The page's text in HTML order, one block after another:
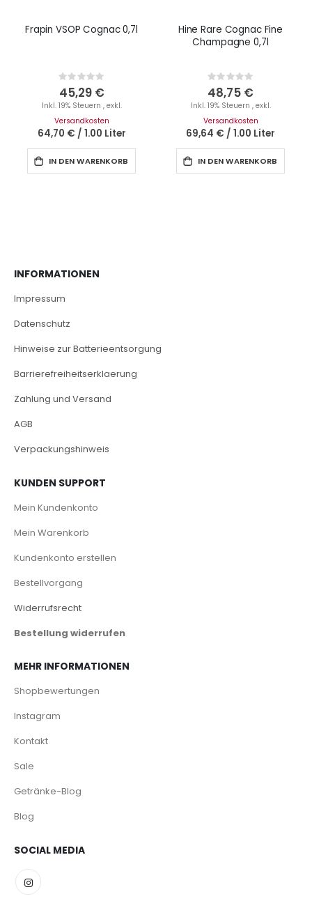
Frapin VSOP Cognac 0,7l
Rating:
0%
45,29 €
Inkl. 19% Steuern , exkl.
Versandkosten
64,70 € / 1.00 Liter
IN DEN WARENKORB
Hine Rare Cognac Fine
Champagne 0,7l
Rating:
0%
48,75 €
Inkl. 19% Steuern , exkl.
Versandkosten
69,64 € / 1.00 Liter
IN DEN WARENKORB
INFORMATIONEN
Impressum
Datenschutz
Hinweise zur Batterieentsorgung
Barrierefreiheitserklaerung
Zahlung und Versand
AGB
Verpackungshinweis
KUNDEN SUPPORT
Mein Kundenkonto
Mein Warenkorb
Kundenkonto erstellen
Bestellvorgang
Widerrufsrecht
Bestellung widerrufen
MEHR INFORMATIONEN
Shopbewertungen
Instagram
Kontakt
Sale
Getränke-Blog
Blog
SOCIAL MEDIA